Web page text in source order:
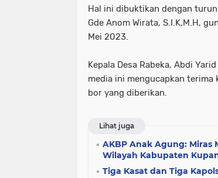
Hal ini dibuktikan dengan
Gde Anom Wirata, S.I.K,M.H,
Mei 2023.
Kepala Desa Rabeka, Abdi
media ini mengucapkan
bor yang diberikan.
Lihat juga
AKBP Anak Agung: Miras
Wilayah Kabupaten
Tiga Kasat dan Tiga